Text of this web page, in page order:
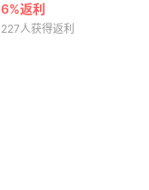
6%返利
227人获得返利